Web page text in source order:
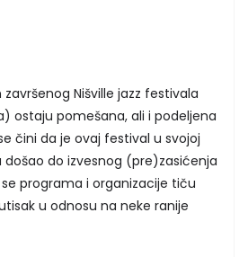
Nišville jazz festivala
ostaju pomešana, ali i podeljena
čini da je ovaj festival u svojoj
došao do izvesnog (pre)zasićenja
programa i organizacije tiču
u odnosu na neke ranije